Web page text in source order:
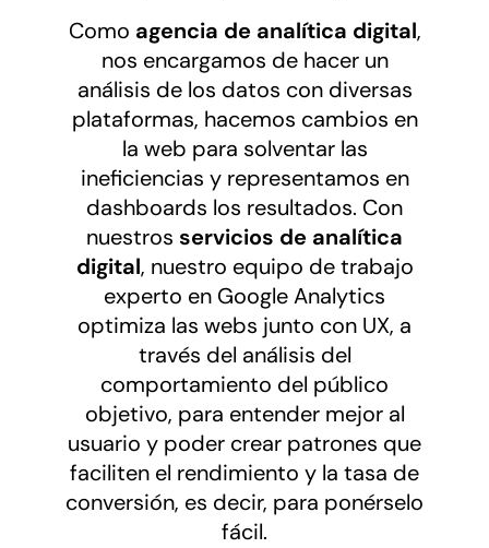
Como agencia de analítica digital,
nos encargamos de hacer un
análisis de los datos con diversas
plataformas, hacemos cambios en
la web para solventar las
ineficiencias y representamos en
dashboards los resultados. Con
nuestros servicios de analítica
digital, nuestro equipo de trabajo
experto en Google Analytics
optimiza las webs junto con UX, a
través del análisis del
comportamiento del público
objetivo, para entender mejor al
usuario y poder crear patrones que
faciliten el rendimiento y la tasa de
conversión, es decir, para ponérselo
fácil.